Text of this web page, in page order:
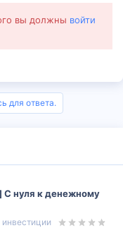
вы должны войти
для ответа.
С нуля к денежному